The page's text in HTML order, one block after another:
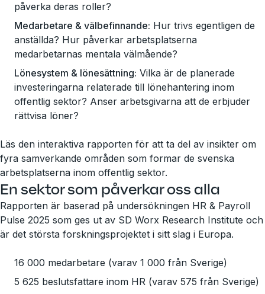
påverka deras roller?
Medarbetare & välbefinnande: Hur trivs egentligen de
anställda? Hur påverkar arbetsplatserna
medarbetarnas mentala välmående?
Lönesystem & lönesättning: Vilka är de planerade
investeringarna relaterade till lönehantering inom
offentlig sektor? Anser arbetsgivarna att de erbjuder
rättvisa löner?
Läs den interaktiva rapporten för att ta del av insikter om
fyra samverkande områden som formar de svenska
arbetsplatserna inom offentlig sektor.
En sektor som påverkar oss alla
Rapporten är baserad på undersökningen HR & Payroll
Pulse 2025 som ges ut av SD Worx Research Institute och
är det största forskningsprojektet i sitt slag i Europa.
16 000 medarbetare (varav 1 000 från Sverige)
5 625 beslutsfattare inom HR (varav 575 från Sverige)